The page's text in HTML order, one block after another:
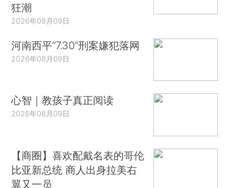
狂潮
2026年08月09日
河南西平“7.30”刑案嫌犯落网
2026年08月09日
心智｜教孩子真正阅读
2026年08月09日
【商圈】喜欢配戴名表的哥伦
比亚新总统 商人出身拉美右
翼又一员